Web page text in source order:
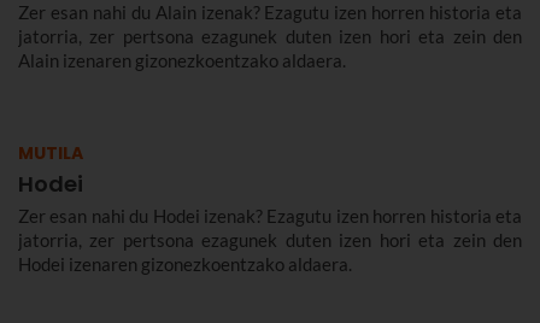
Zer esan nahi du Alain izenak? Ezagutu izen horren historia eta
jatorria, zer pertsona ezagunek duten izen hori eta zein den
Alain izenaren gizonezkoentzako aldaera.
MUTILA
Hodei
Zer esan nahi du Hodei izenak? Ezagutu izen horren historia eta
jatorria, zer pertsona ezagunek duten izen hori eta zein den
Hodei izenaren gizonezkoentzako aldaera.